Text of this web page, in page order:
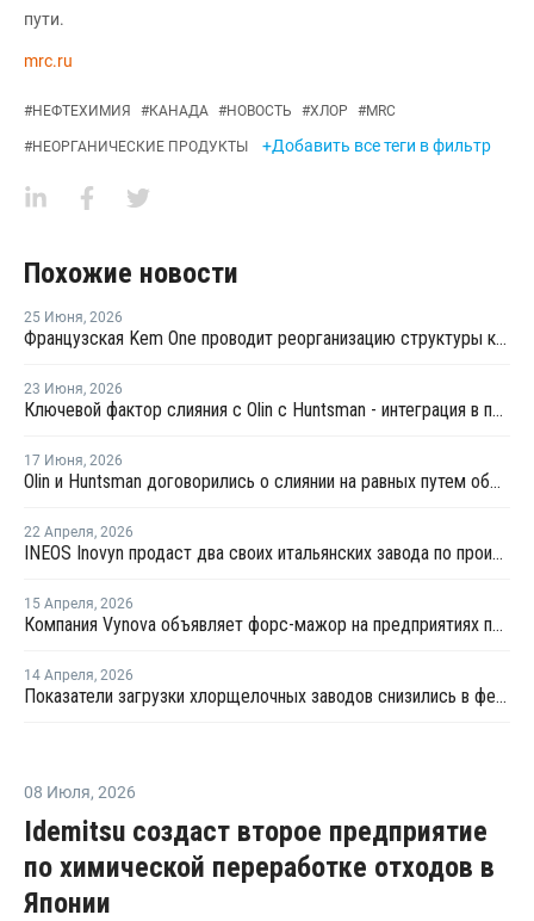
пути.
mrc.ru
#НЕФТЕХИМИЯ #КАНАДА #НОВОСТЬ #ХЛОР #MRC
#НЕОРГАНИЧЕСКИЕ ПРОДУКТЫ +Добавить все теги в фильтр
Похожие новости
25 Июня, 2026
Французская Kem One проводит реорганизацию структуры капитала и состава собственников
23 Июня, 2026
Ключевой фактор слияния с Olin с Huntsman - интеграция в производство хлора и щелочи
17 Июня, 2026
Olin и Huntsman договорились о слиянии на равных путем обмена акциями
22 Апреля, 2026
INEOS Inovyn продаст два своих итальянских завода по производству хлорщелочи
15 Апреля, 2026
Компания Vynova объявляет форс-мажор на предприятиях по производству ПВХ во Франции и Германии
14 Апреля, 2026
Показатели загрузки хлорщелочных заводов снизились в феврале в Европе
08 Июля, 2026
Idemitsu создаст второе предприятие
по химической переработке отходов в
Японии